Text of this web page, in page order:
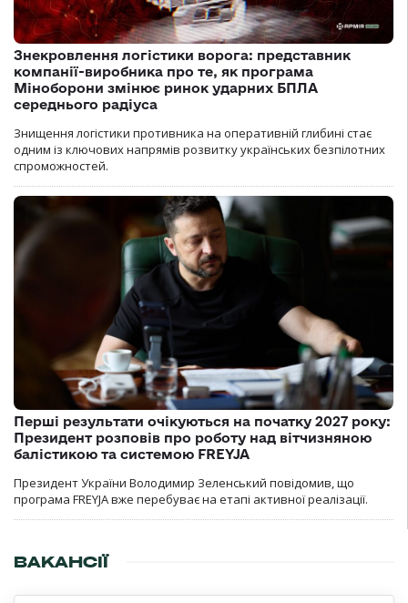
Знекровлення логістики ворога: представник
компанії-виробника про те, як програма
Міноборони змінює ринок ударних БПЛА
середнього радіуса
Знищення логістики противника на оперативній глибині стає
одним із ключових напрямів розвитку українських безпілотних
спроможностей.
Перші результати очікуються на початку 2027 року:
Президент розповів про роботу над вітчизняною
балістикою та системою FREYJA
Президент України Володимир Зеленський повідомив, що
програма FREYJA вже перебуває на етапі активної реалізації.
ВАКАНСІЇ